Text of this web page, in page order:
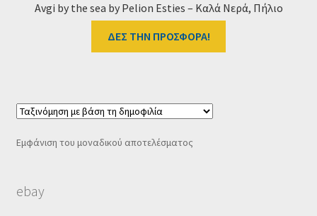
Avgi by the sea by Pelion Esties – Καλά Νερά, Πήλιο
ΔΕΣ ΤΗΝ ΠΡΟΣΦΟΡΑ!
Εμφάνιση του μοναδικού αποτελέσματος
ebay